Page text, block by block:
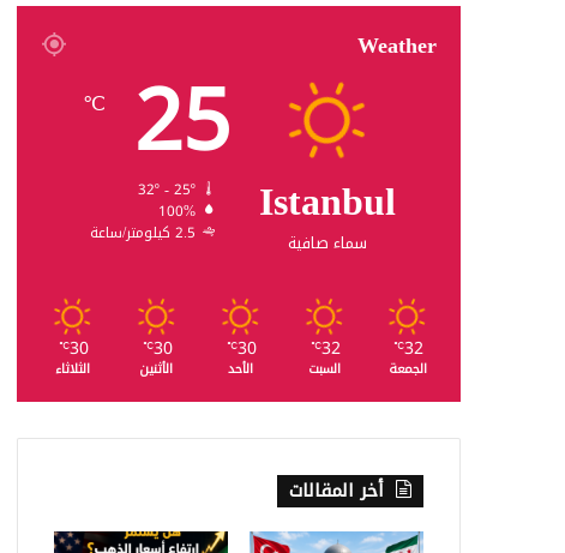
Weather
Istanbul
سماء صافية
25
℃
32º - 25º
100%
2.5 كيلومتر/ساعة
32
℃
الجمعة
32
℃
السبت
30
℃
الأحد
30
℃
الأثنين
30
℃
الثلاثاء
أخر المقالات